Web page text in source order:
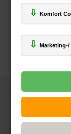
Komfort
www.deutsche-
Powered by Inooga